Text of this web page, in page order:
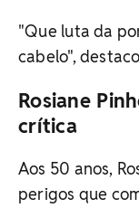
"Que luta da
cabelo",
Rosiane
crítica
Aos 50 anos,
perigos que